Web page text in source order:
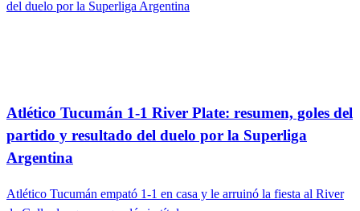
Atlético Tucumán 1-1 River Plate: resumen, goles del
partido y resultado del duelo por la Superliga
Argentina
Atlético Tucumán empató 1-1 en casa y le arruinó la fiesta al River